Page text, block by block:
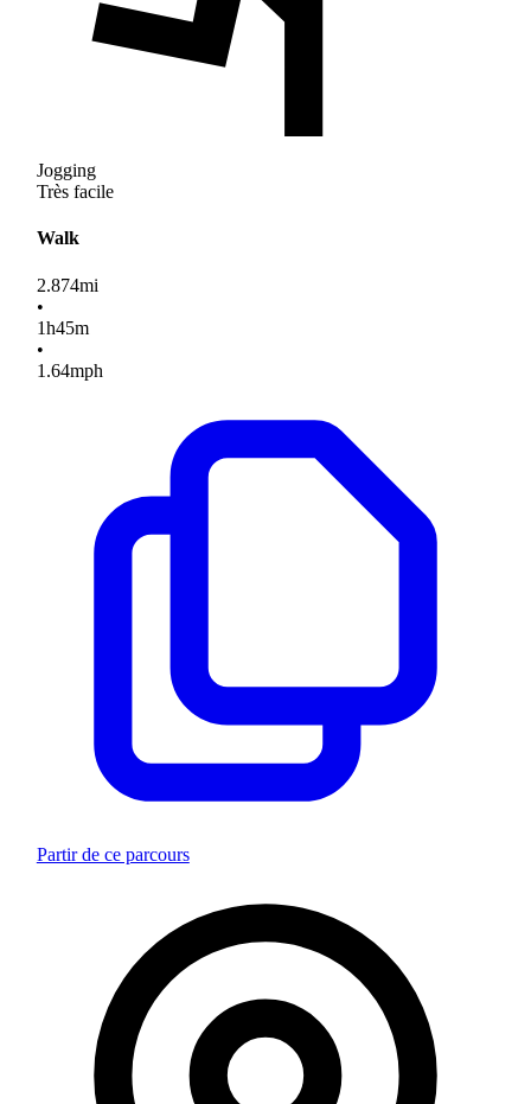
Jogging
Très facile
Walk
2.874mi
•
1h45m
•
1.64mph
Partir de ce parcours